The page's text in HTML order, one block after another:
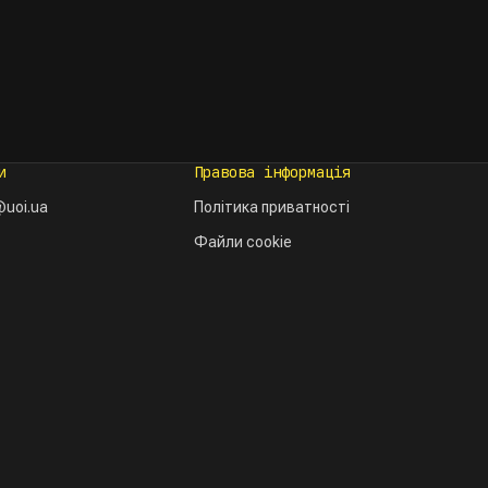
Правова інформація
Політика приватності
Файли cookie